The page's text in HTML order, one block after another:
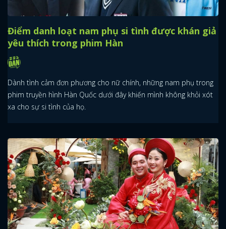
Điểm danh loạt nam phụ si tình được khán giả
yêu thích trong phim Hàn
Dành tình cảm đơn phương cho nữ chính, những nam phụ trong
phim truyền hình Hàn Quốc dưới đây khiến mình không khỏi xót
xa cho sự si tình của họ.